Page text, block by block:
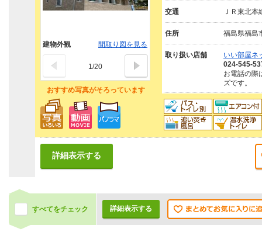
おすすめ写真がそろっています
建物外観 間取り図を見る
1/20
交通 ＪＲ東北本
住所 福島県福島
取り扱い店舗
いい部屋ネ
024-545-
お電話の際
ズです。
詳細表示する
すべてをチェック 詳細表示する